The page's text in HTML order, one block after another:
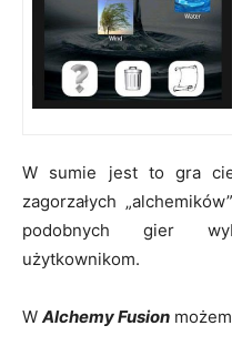
W sumie jest to gra
zagorzałych
podobnych gier
użytkownikom.
W Alchemy Fusion